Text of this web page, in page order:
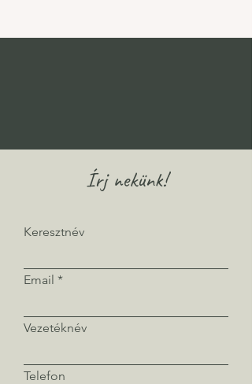
Írj nekünk!
Keresztnév
Email
Vezetéknév
Telefon